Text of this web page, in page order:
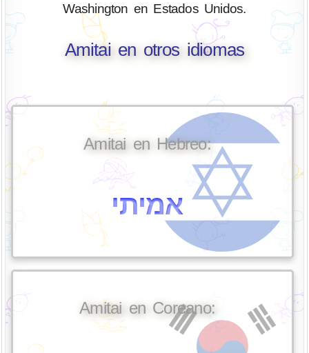
Washington en Estados Unidos.
Amitai en otros idiomas
Amitai en Hebreo:
אמיתי
Amitai en Coreano: